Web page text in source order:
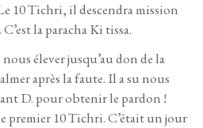
10 Tichri, il descendra mission
la paracha Ki tissa.
élever jusqu’au don de la
après la faute. Il a su nous
D. pour obtenir le pardon !
premier 10 Tichri. C’était un jour